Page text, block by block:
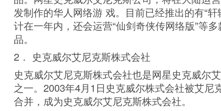
发制作的华人网络游 戏。目前已经推出的有“轩
计在一年内，还会运营“仙剑奇侠传网络版”等
品。
2． 史克威尔艾尼克斯株式会社
史克威尔艾尼克斯株式会社也是网星史克威尔
之一。2003年4月1日史克威尔株式会社被艾尼
合并，成为史克威尔艾尼克斯株式会社。